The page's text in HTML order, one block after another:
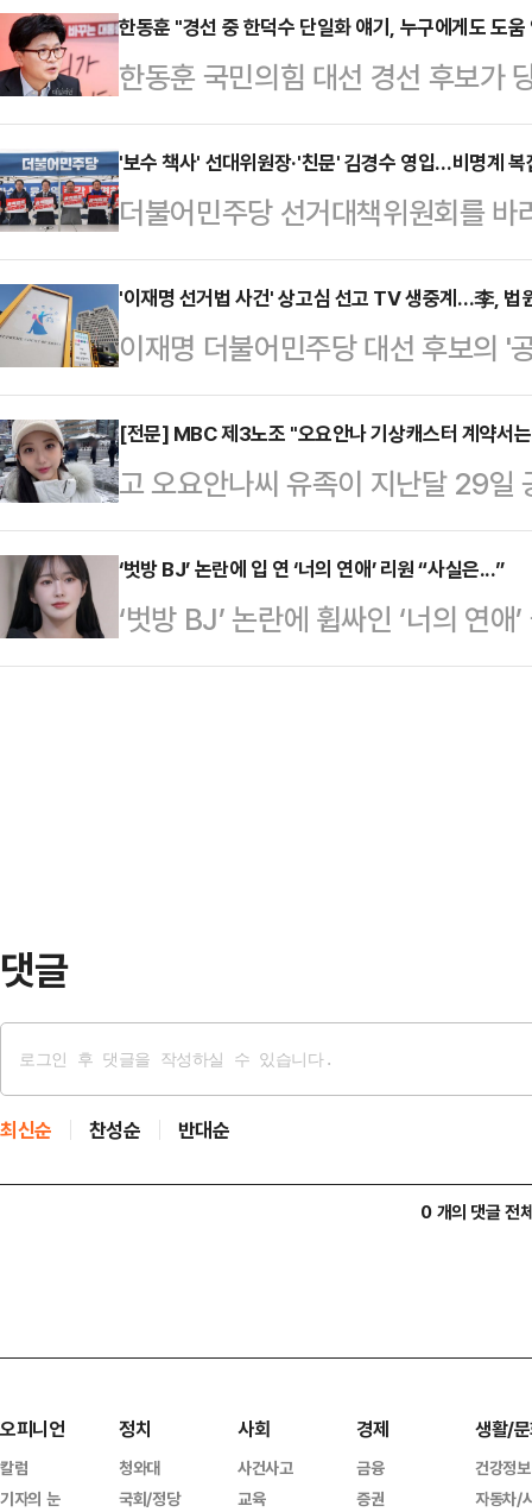
한동훈 "경선 중 한덕수 단일화 얘기, 누구에게도 도움
한동훈 국민의힘 대선 경선 후보가
행 국무총리와의 단일화론에 대해
사람과의 단일화까지 구체적으로
"경선 진행 과정에서 얘기가 나오
말했다.한동훈 후보는 30일 CBS
구와도 대화할 것이고 누구와도 힘
국은 보수의 중심에서 당원과 국민
으로 논의해 나갈 …
'보수 책사' 선대위원장·'친문' 김경수 영입…비명계
더불어민주당 선거대책위원회를
파와 정치적 배경을 가리지 않고 인
장'에 초점을 두고 선대위를 구성했
환경부 장관과 노무현 정부 초대 법
머드급 공동총괄선대위원장'이 구
'당내 통합'이다. 과거 사례가 증명
가기는 어렵다. 일부 비명계 인사들
있는 열쇠가 부족하…
'이재명 선거법 사건' 상고심 선고 TV 생중계…李, 법
이재명 더불어민주당 대선 후보의 '
고심 선고가 TV로 생중계된다.30
사건 상고심의 TV 생중계를 허가
정에서 열리는 선고는 TV와 대법
보는 법정에 출석하지 않는다. 대법
민주당 측도 이 후보가 출석하지
선후보 신분으로 방송에 출연해 고
장을 모른…
[전문] MBC 제3노조 "오요안나 기상캐스터 계약서
고 오요안나씨 유족이 지난달 29일
권’을 남용한 그야말로 ‘갑을 계약서
안나씨’에 대한 안전 배려의 의무
대한 보호의무를 다하여야 한다”
국의 기상재난파트는 뉴스투데이
‘벗방 BJ’ 논란에 입 연 ‘너의 연애’ 리원 “사실은...”
‘벗방 BJ’ 논란에 휩싸인 ‘너의 연
리원은 자신의 소셜미디어(SNS)
댓글
최신순 찬성순 반대순
0 개의 댓글 전
오피니언
칼럼
기자의 눈
정치
청와대
국회/정당
사회
사건사고
교육
경제
금융
증권
생활/
건강정보
자동차/